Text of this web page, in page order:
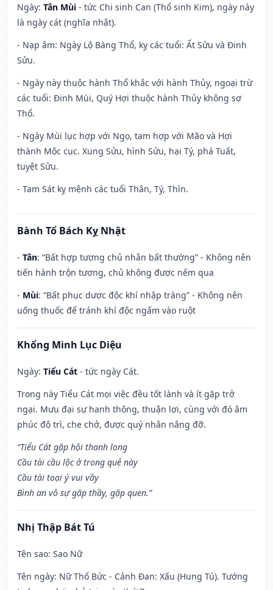
Ngày: Tân Mùi - tức Chi sinh Can (Thổ sinh Kim), ngày này
là ngày cát (nghĩa nhật).
- Nạp âm: Ngày Lộ Bàng Thổ, kỵ các tuổi: Ất Sửu và Đinh
Sửu.
- Ngày này thuộc hành Thổ khắc với hành Thủy, ngoại trừ
các tuổi: Đinh Mùi, Quý Hợi thuộc hành Thủy không sợ
Thổ.
- Ngày Mùi lục hợp với Ngọ, tam hợp với Mão và Hợi
thành Mộc cục. Xung Sửu, hình Sửu, hại Tý, phá Tuất,
tuyệt Sửu.
- Tam Sát kỵ mệnh các tuổi Thân, Tý, Thìn.
Bành Tổ Bách Kỵ Nhật
- Tân: “Bất hợp tương chủ nhân bất thường” - Không nên
tiến hành trộn tương, chủ không được nếm qua
- Mùi: “Bất phục dược độc khí nhập tràng” - Không nên
uống thuốc để tránh khí độc ngấm vào ruột
Khổng Minh Lục Diệu
Ngày: Tiểu Cát - tức ngày Cát.
Trong này Tiểu Cát mọi việc đều tốt lành và ít gặp trở
ngại. Mưu đại sự hanh thông, thuận lợi, cùng với đó âm
phúc độ trì, che chở, được quý nhân nâng đỡ.
“Tiểu Cát gặp hội thanh long
Cầu tài cầu lộc ở trong quẻ này
Cầu tài toại ý vui vầy
Bình an vô sự gặp thầy, gặp quen.”
Nhị Thập Bát Tú
Tên sao: Sao Nữ
Tên ngày: Nữ Thổ Bức - Cảnh Đan: Xấu (Hung Tú). Tướng